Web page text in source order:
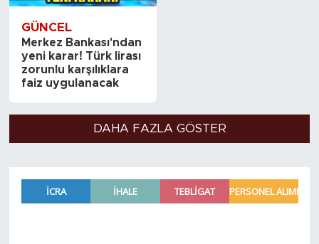
GÜNCEL
Merkez Bankası'ndan
yeni karar! Türk lirası
zorunlu karşılıklara
faiz uygulanacak
DAHA FAZLA GÖSTER